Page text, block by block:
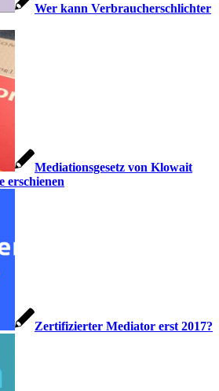
Wer kann Verbraucherschlichter
Mediationsgesetz von Klowait
erschienen
Zertifizierter Mediator erst 2017?